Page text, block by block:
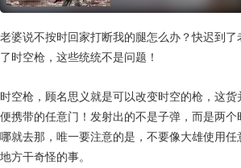
老婆说不按时回家打断我的腿怎么办？快迟到
了时空枪，这些统统不是问题！
时空枪，顾名思义就是可以改变时空的枪，这
便携带的任意门！发射出的不是子弹，而是两
哪就去那，唯一要注意的是，不要像大雄使用
地方干奇怪的事。